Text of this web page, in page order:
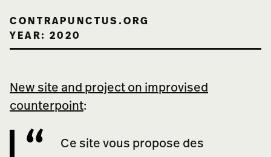
CONTRAPUNCTUS.ORG
YEAR: 2020
New site and project on improvised
counterpoint:
Ce site vous propose des